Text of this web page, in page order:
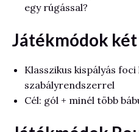
egy rúgással?
Játékmódok
Klasszikus kispályás
szabályrendszerrel
Cél: gól + minél több